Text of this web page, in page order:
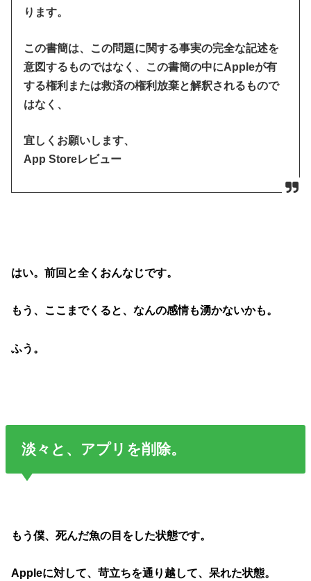
ります。
この書簡は、この問題に関する事実の完全な記述を
意図するものではなく、この書簡の中にAppleが有
する権利または救済の権利放棄と解釈されるもので
はなく、
宜しくお願いします、
App Storeレビュー
はい。前回と全くおんなじです。
もう、ここまでくると、なんの感情も湧かないかも。
ふう。
淡々と、アプリを削除。
もう僕、死んだ魚の目をした状態です。
Appleに対して、苛立ちを通り越して、呆れた状態。